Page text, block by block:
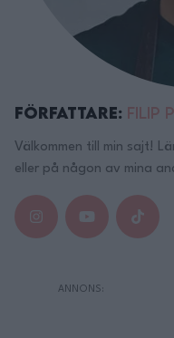
Författare: Filip
Välkommen till min sajt!
eller på någon av mina